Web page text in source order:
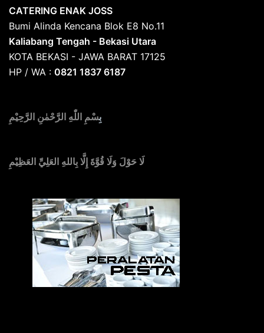
CATERING ENAK JOSS
Bumi Alinda Kencana Blok E8 No.11
Kaliabang Tengah - Bekasi Utara
KOTA BEKASI - JAWA BARAT 17125
HP / WA : 0821 1837 6187
بِسْمِ اللّٰهِ الرَّحْمٰنِ الرَّحِيْمِ
لَا حَوْلَ وَلَا قُوَّةَ إِلَّا بِاللهِ العَلِيِّ العَظِيْمِ